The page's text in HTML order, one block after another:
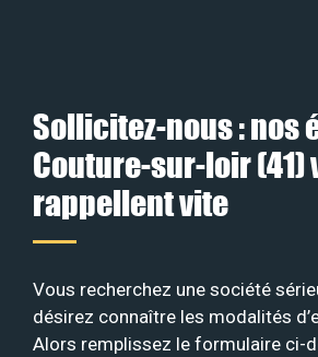
Sollicitez-nous : nos
Couture-sur-loir (41)
rappellent vite
Vous recherchez une société
désirez connaître les modalités
Alors remplissez le formulaire ci-